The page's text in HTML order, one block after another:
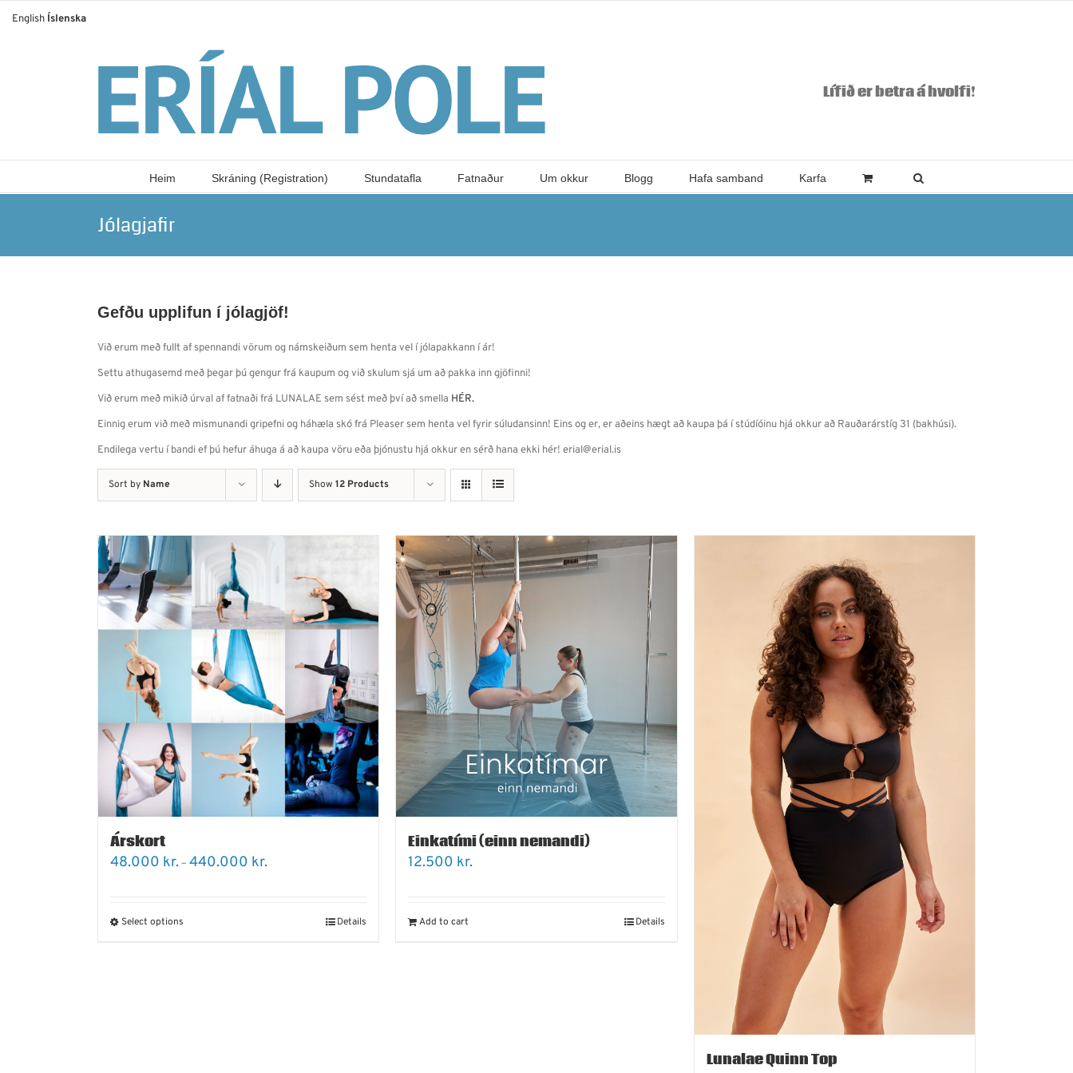
Lífið er betra á hvolfi!
Heim Skráning (Registration) Stundatafla Fatnaður Um okkur Blogg Hafa samband Karfa
Jólagjafir
Gefðu upplifun í jólagjöf!
Við erum með fullt af spennandi vörum og námskeiðum sem henta vel í jólapakkann í ár!
Settu athugasemd með þegar þú gengur frá kaupum og við skulum sjá um að pakka inn gjöfinni!
Við erum með mikið úrval af fatnaði frá LUNALAE sem sést með því að smella HÉR.
Einnig erum við með mismunandi gripefni og háhæla skó frá Pleaser sem henta vel fyrir súludansinn! Eins og er, er aðeins hægt að kaupa þá í stúdíóinu hjá okkur að Rauðarárstíg 31 (bakhúsi).
Endilega vertu í bandi ef þú hefur áhuga á að kaupa vöru eða þjónustu hjá okkur en sérð hana ekki hér! erial@erial.is
Sort by Name Show 12 Products
Árskort
48.000 kr.– 440.000 kr.
Select options Details
Einkatími (einn nemandi)
12.500 kr.
Add to cart Details
Lunalae Quinn Top
English Íslenska